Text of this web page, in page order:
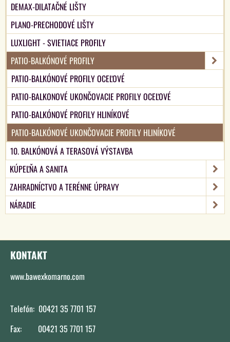
DEMAX-DILATAČNÉ LIŠTY
PLANO-PRECHODOVÉ LIŠTY
LUXLIGHT - SVIETIACE PROFILY
PATIO-BALKÓNOVÉ PROFILY
PATIO-BALKÓNOVÉ PROFILY OCEĽOVÉ
PATIO-BALKONOVÉ UKONČOVACIE PROFILY OCEĽOVÉ
PATIO-BALKÓNOVÉ PROFILY HLINÍKOVÉ
PATIO-BALKÓNOVÉ UKONČOVACIE PROFILY HLINÍKOVÉ
10. BALKÓNOVÁ A TERASOVÁ VÝSTAVBA
KÚPEĽŇA A SANITA
ZAHRADNÍCTVO A TERÉNNE ÚPRAVY
NÁRADIE
KONTAKT
www.bawexkomarno.com
Telefón: 00421 35 7701 157
Fax: 00421 35 7701 157